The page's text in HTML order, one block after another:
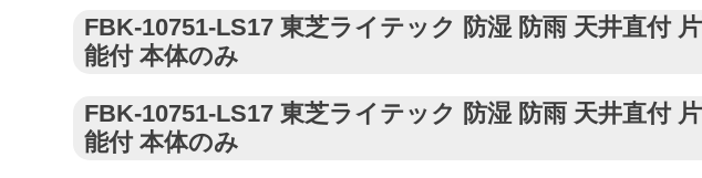
FBK-10751-LS17 東芝ライテック 防湿 防雨 天井直付
能付 本体のみ
FBK-10751-LS17 東芝ライテック 防湿 防雨 天井直付
能付 本体のみ